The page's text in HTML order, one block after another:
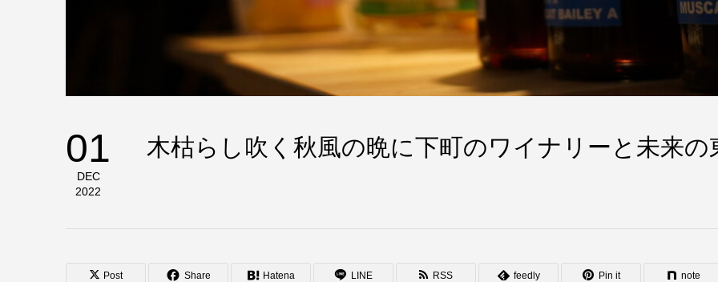
01
DEC
2022
木枯らし吹く秋風の晩に下町のワイナリーと未来
Post Share Hatena LINE RSS feedly Pin it note